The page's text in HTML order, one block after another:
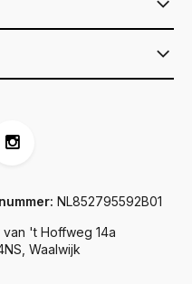
't Hoffweg 14a
Waalwijk
NL852795592B01